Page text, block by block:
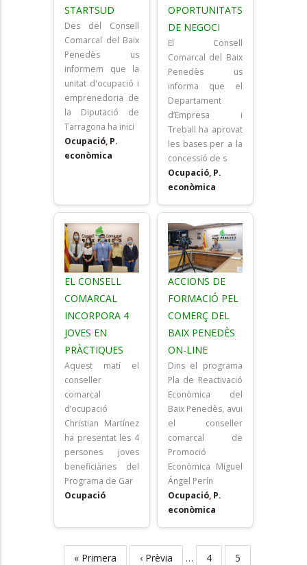
STARTSUD
Des del Consell
Comarcal del Baix
Penedès us
informem que la
unitat d'ocupació i
emprenedoria de
la Diputació de
Tarragona ha inici
Ocupació, P.
econòmica
OPORTUNITATS
DE NEGOCI
El Consell
Comarcal del Baix
Penedès us
informa que el
Departament
d’Empresa i
Treball ha aprovat
les bases per a la
concessió de s
Ocupació, P.
econòmica
EL CONSELL
COMARCAL
INCORPORA 4
JOVES EN
PRÀCTIQUES
Aquest matí el
conseller
comarcal
d’ocupació
Christian Martínez
ha presentat les 4
persones joves
beneficiàries del
Programa de Gar
Ocupació
ACCIONS DE
FORMACIÓ PEL
COMERÇ DEL
BAIX PENEDÈS
ON-LINE
Dins el programa
Pla de Reactivació
Econòmica del
Baix Penedès, avui
el conseller
comarcal de
Promoció
Econòmica Miguel
Ángel Perín
Ocupació, P.
econòmica
First
« Primera Previous
‹ Prèvia … Page
4 Page
5